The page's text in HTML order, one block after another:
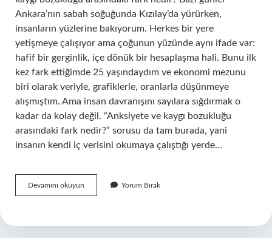
Ankara’nın sabah soğuğunda Kızılay’da yürürken,
insanların yüzlerine bakıyorum. Herkes bir yere
yetişmeye çalışıyor ama çoğunun yüzünde aynı ifade var:
hafif bir gerginlik, içe dönük bir hesaplaşma hali. Bunu ilk
kez fark ettiğimde 25 yaşındaydım ve ekonomi mezunu
biri olarak veriyle, grafiklerle, oranlarla düşünmeye
alışmıştım. Ama insan davranışını sayılara sığdırmak o
kadar da kolay değil. “Anksiyete ve kaygı bozukluğu
arasındaki fark nedir?” sorusu da tam burada, yani
insanın kendi iç verisini okumaya çalıştığı yerde…
Devamını okuyun Anksiyete
ve
arasındaki
Yorum Bırak